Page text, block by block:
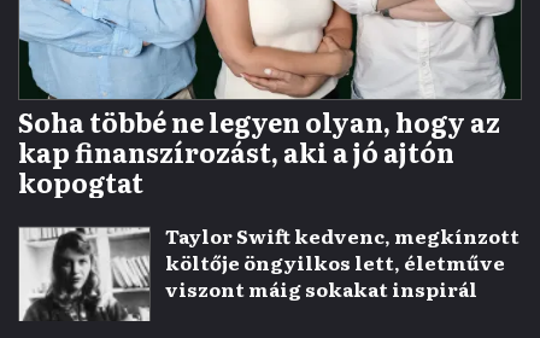
Soha többé ne legyen olyan, hogy az
kap finanszírozást, aki a jó ajtón
kopogtat
Taylor Swift kedvenc, megkínzott
költője öngyilkos lett, életműve
viszont máig sokakat inspirál